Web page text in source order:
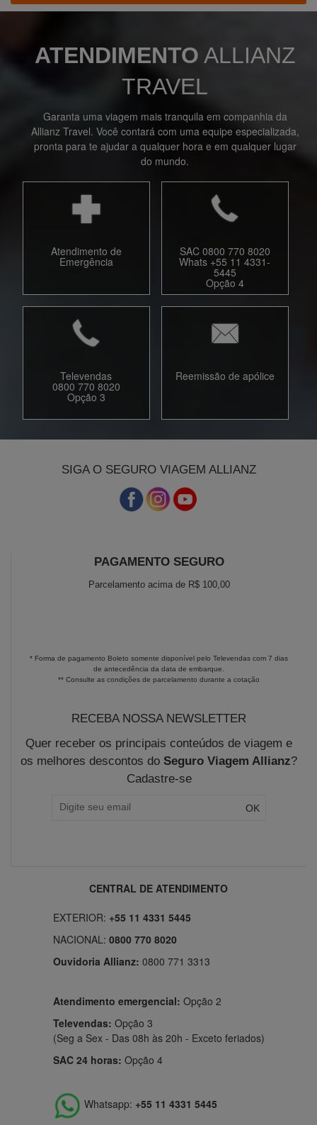
ATENDIMENTO ALLIANZ
TRAVEL
Garanta uma viagem mais tranquila em companhia da
Allianz Travel. Você contará com uma equipe especializada,
pronta para te ajudar a qualquer hora e em qualquer lugar
do mundo.
Atendimento de
Emergência
SAC 0800 770 8020
Whats +55 11 4331-
5445
Opção 4
Televendas
0800 770 8020
Opção 3
Reemissão de apólice
SIGA O SEGURO VIAGEM ALLIANZ
PAGAMENTO SEGURO
Parcelamento acima de R$ 100,00
* Forma de pagamento Boleto somente disponível pelo Televendas com 7 dias
de antecedência da data de embarque.
** Consulte as condições de parcelamento durante a cotação
RECEBA NOSSA NEWSLETTER
Quer receber os principais conteúdos de viagem e
os melhores descontos do Seguro Viagem Allianz?
Cadastre-se
CENTRAL DE ATENDIMENTO
EXTERIOR: +55 11 4331 5445
NACIONAL: 0800 770 8020
Ouvidoria Allianz: 0800 771 3313
Atendimento emergencial: Opção 2
Televendas: Opção 3
(Seg a Sex - Das 08h às 20h - Exceto feriados)
SAC 24 horas: Opção 4
Whatsapp: +55 11 4331 5445